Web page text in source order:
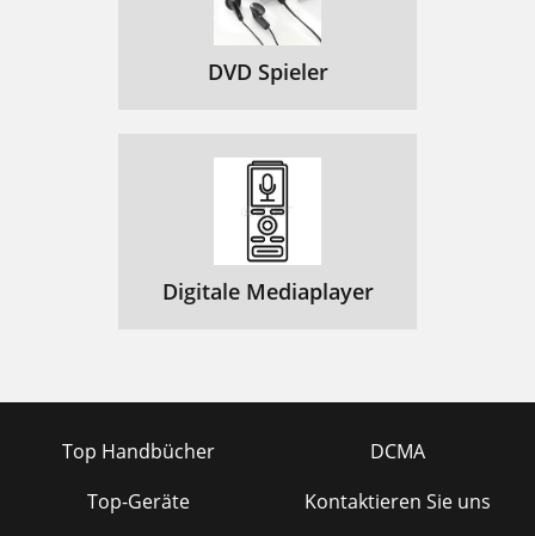
DVD Spieler
Digitale Mediaplayer
Top Handbücher
Top-Geräte
DCMA
Kontaktieren Sie uns